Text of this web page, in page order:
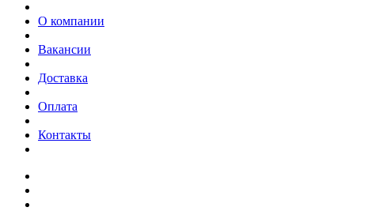
О компании
Вакансии
Доставка
Оплата
Контакты